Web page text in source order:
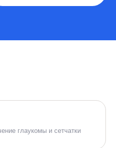
глаукомы и сетчатки